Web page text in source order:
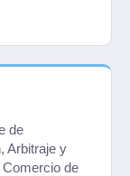
de
Arbitraje y
de